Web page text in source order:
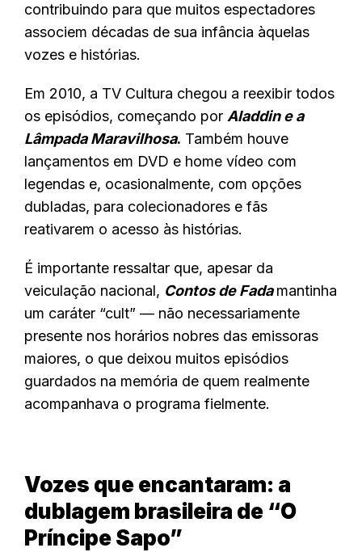
contribuindo para que muitos espectadores
associem décadas de sua infância àquelas
vozes e histórias.
Em 2010, a TV Cultura chegou a reexibir todos
os episódios, começando por Aladdin e a
Lâmpada Maravilhosa. Também houve
lançamentos em DVD e home vídeo com
legendas e, ocasionalmente, com opções
dubladas, para colecionadores e fãs
reativarem o acesso às histórias.
É importante ressaltar que, apesar da
veiculação nacional, Contos de Fada mantinha
um caráter “cult” — não necessariamente
presente nos horários nobres das emissoras
maiores, o que deixou muitos episódios
guardados na memória de quem realmente
acompanhava o programa fielmente.
Vozes que encantaram: a
dublagem brasileira de “O
Príncipe Sapo”